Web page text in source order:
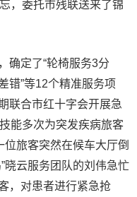
，委托市残联送来了锦
确定了“轮椅服务3分
错”等12个精准服务项
联合市红十字会开展急
能多次为突发疾病旅客
位旅客突然在候车大厅倒
晓云服务团队的刘伟急忙
，对患者进行紧急抢